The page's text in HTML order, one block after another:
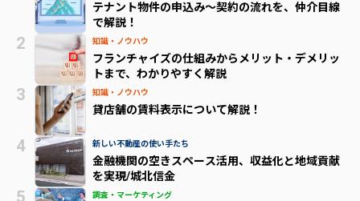
テナント物件の申込み～契約の流れを、仲介目線
で解説！
知識・ノウハウ
フランチャイズの仕組みからメリット・デメリッ
トまで、わかりやすく解説
知識・ノウハウ
貸店舗の賃料表示について解説！
新しい不動産の使い手たち
金融機関の空きスペース活用、収益化と地域貢献
を実現/城北信金
調査・マーケティング